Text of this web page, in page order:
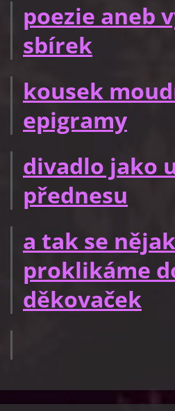
poezie aneb
sbírek
kousek
epigramy
divadlo jako
přednesu
a tak se
proklikáme
děkovaček